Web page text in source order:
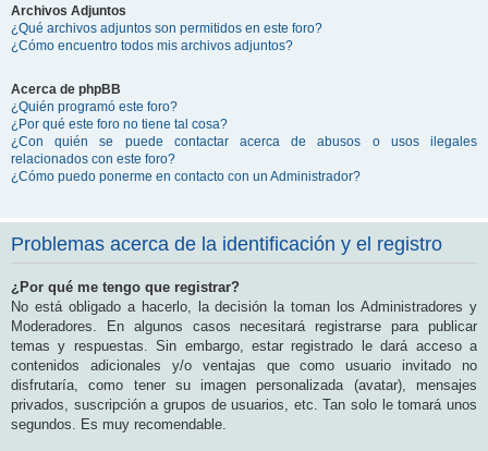
Archivos Adjuntos
¿Qué archivos adjuntos son permitidos en este foro?
¿Cómo encuentro todos mis archivos adjuntos?
Acerca de phpBB
¿Quién programó este foro?
¿Por qué este foro no tiene tal cosa?
¿Con quién se puede contactar acerca de abusos o usos ilegales
relacionados con este foro?
¿Cómo puedo ponerme en contacto con un Administrador?
Problemas acerca de la identificación y el registro
¿Por qué me tengo que registrar?
No está obligado a hacerlo, la decisión la toman los Administradores y
Moderadores. En algunos casos necesitará registrarse para publicar
temas y respuestas. Sin embargo, estar registrado le dará acceso a
contenidos adicionales y/o ventajas que como usuario invitado no
disfrutaría, como tener su imagen personalizada (avatar), mensajes
privados, suscripción a grupos de usuarios, etc. Tan solo le tomará unos
segundos. Es muy recomendable.